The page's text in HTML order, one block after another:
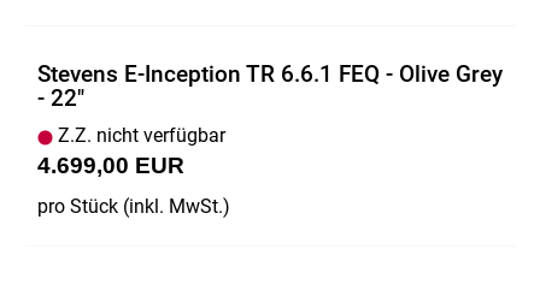
Stevens E-Inception TR 6.6.1 FEQ - Olive Grey
- 22"
Z.Z. nicht verfügbar
4.699,00 EUR
pro Stück (inkl. MwSt.)